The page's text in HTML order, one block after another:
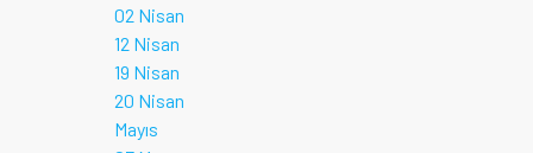
02 Nisan
12 Nisan
19 Nisan
20 Nisan
Mayıs